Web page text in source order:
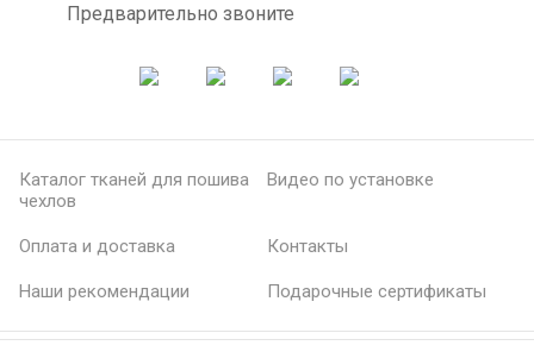
Предварительно звоните
Каталог тканей для пошива
чехлов
Видео по установке
Оплата и доставка Контакты
Наши рекомендации Подарочные сертификаты